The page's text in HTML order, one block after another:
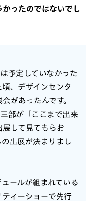
ったのではないでし
予定していなかった
、デザインセンタ
があったんです。
部が「ここまで出来
して見てもらお
出展が決まりまし
ールが組まれている
ィーショーで先行